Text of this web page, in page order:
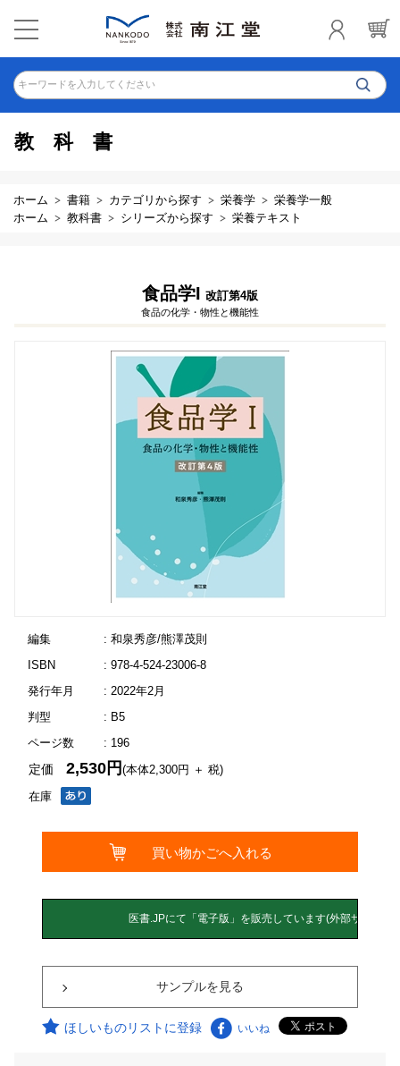
キーワードを入力してください
教科書
ホーム 書籍 カテゴリから探す 栄養学
栄養学一般
ホーム
教科書 シリーズから探す 栄養テキスト
食品学I 改訂第4版
食品の化学・物性と機能性
編集
: 和泉秀彦/熊澤茂則
ISBN
: 978-4-524-23006-8
発行年月
: 2022年2月
判型
: B5
ページ数
: 196
在庫
定価2,530円(本体2,300円 ＋ 税)
サンプルを見る
ほしいものリストに登録 いいね